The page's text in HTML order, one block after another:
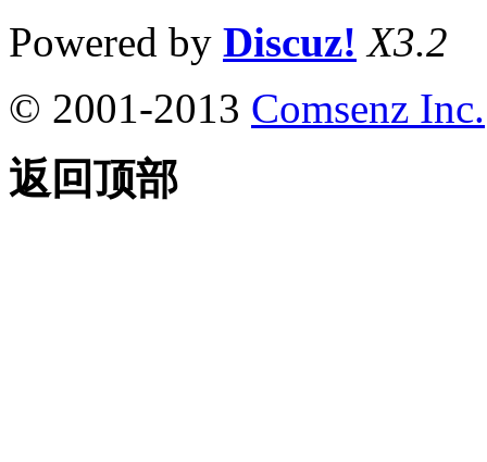
Powered by Discuz! X3.2
© 2001-2013 Comsenz Inc.
返回顶部